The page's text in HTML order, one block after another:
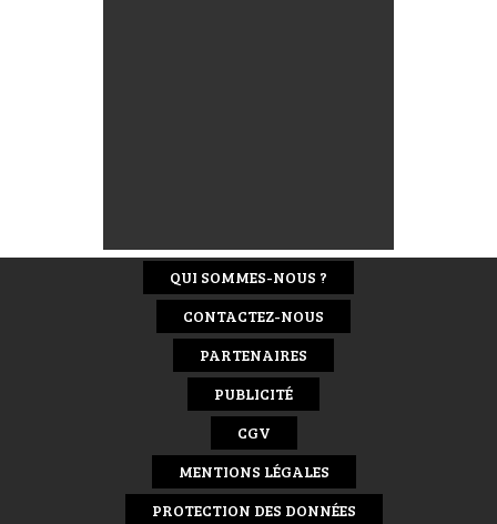
QUI SOMMES-NOUS ?
CONTACTEZ-NOUS
PARTENAIRES
PUBLICITÉ
CGV
MENTIONS LÉGALES
PROTECTION DES DONNÉES